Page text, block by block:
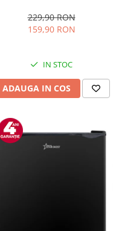
invelis ceramic pentru vafe,
nuci, gogosi si smile
229,90 RON
159,90 RON
IN STOC
ADAUGA IN COS